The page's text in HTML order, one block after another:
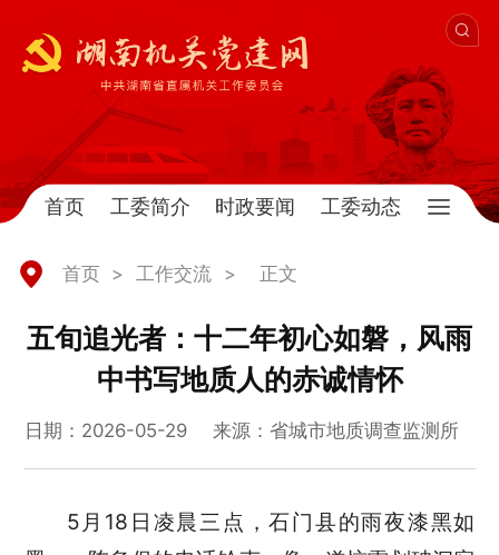
首页 工委简介 时政要闻 工委动态
首页 > 工作交流 > 正文
五旬追光者：十二年初心如磐，风雨
中书写地质人的赤诚情怀
日期：2026-05-29 来源：省城市地质调查监测所
5月18日凌晨三点，石门县的雨夜漆黑如